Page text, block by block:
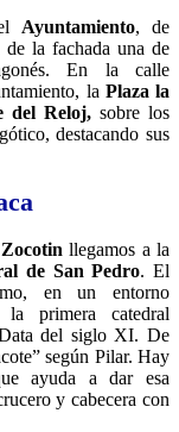
Ayuntamiento, de
de la fachada una de
En la calle
la Plaza la
del Reloj, sobre los
destacando sus
llegamos a la
de San Pedro. El
en un entorno
la primera catedral
del siglo XI. De
según Pilar. Hay
ayuda a dar esa
y cabecera con